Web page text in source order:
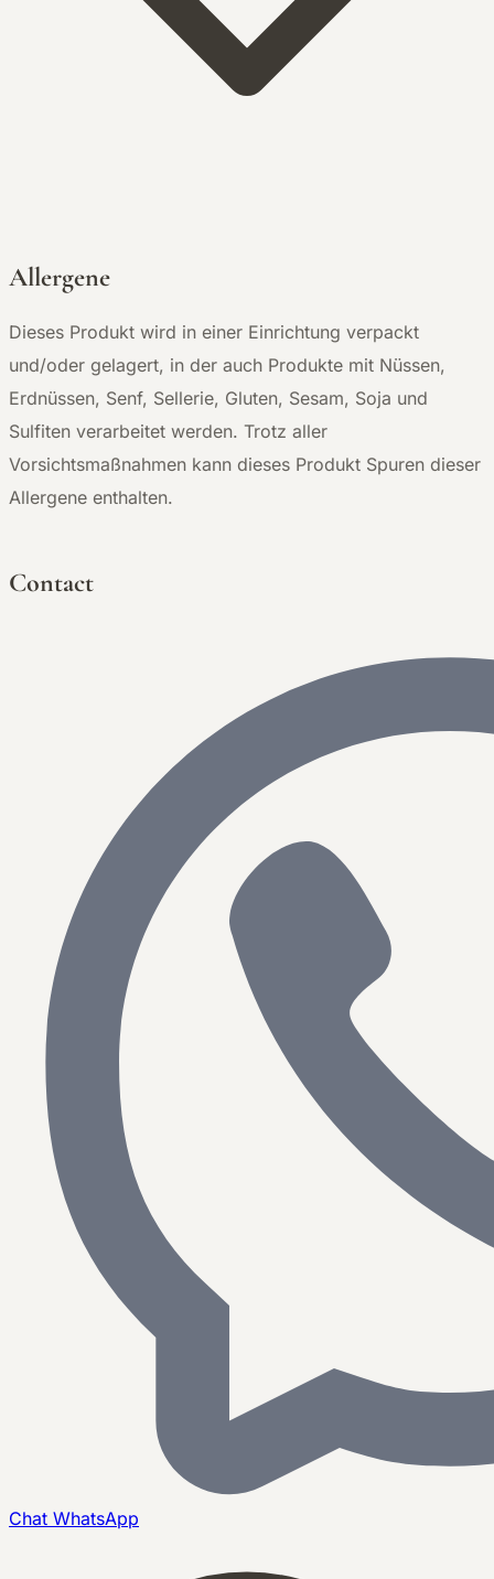
Allergene
Dieses Produkt wird in einer Einrichtung verpackt
und/oder gelagert, in der auch Produkte mit Nüssen,
Erdnüssen, Senf, Sellerie, Gluten, Sesam, Soja und
Sulfiten verarbeitet werden. Trotz aller
Vorsichtsmaßnahmen kann dieses Produkt Spuren dieser
Allergene enthalten.
Contact
Chat WhatsApp